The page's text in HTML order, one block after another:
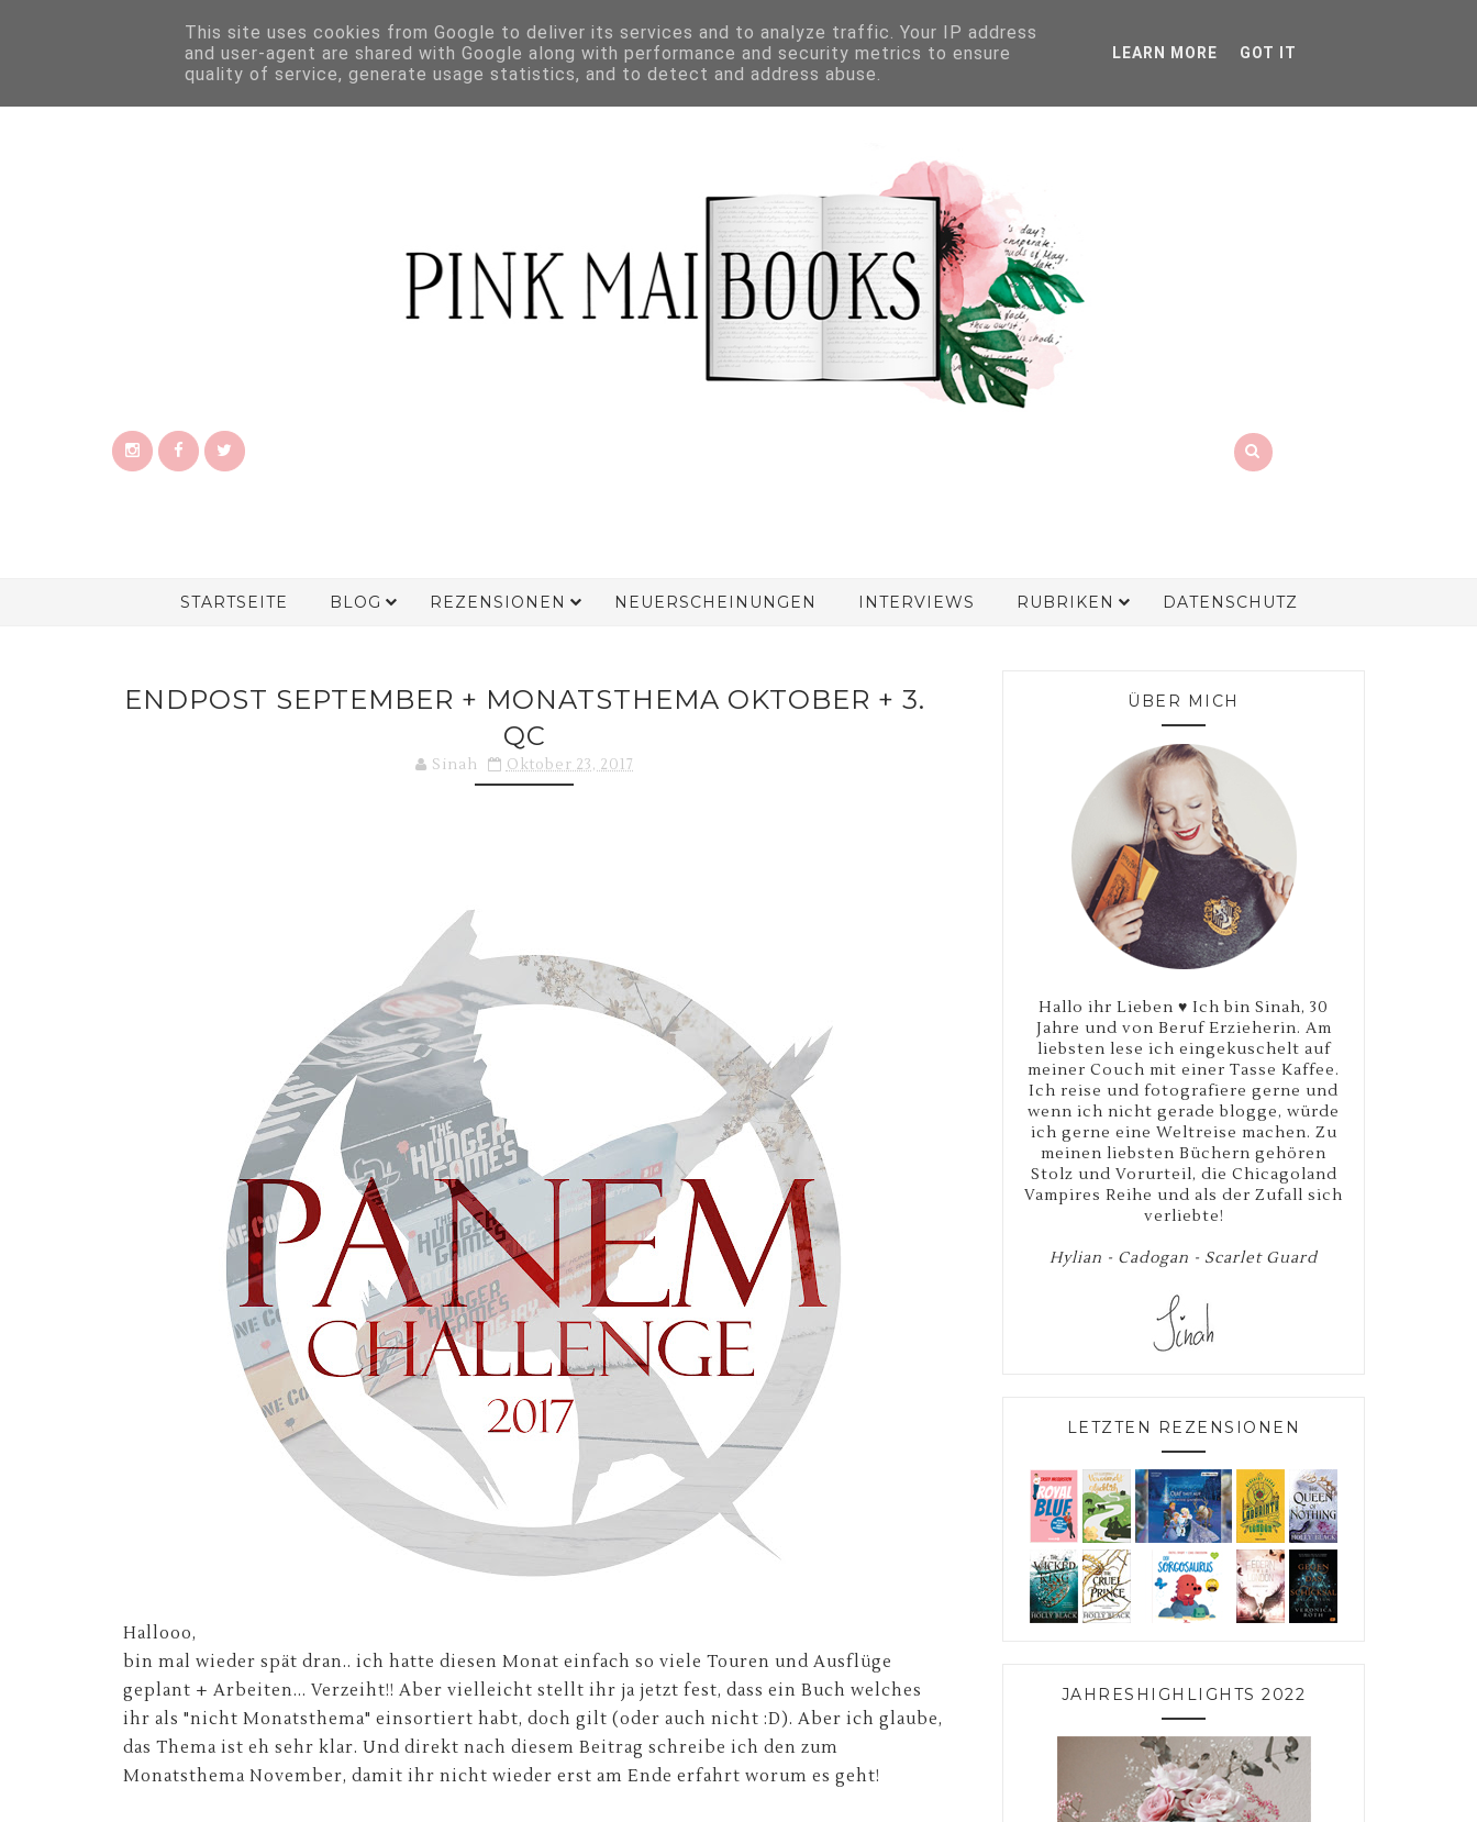
STARTSEITE BLOG REZENSIONEN NEUERSCHEINUNGEN INTERVIEWS RUBRIKEN DATENSCHUTZ
ENDPOST SEPTEMBER + MONATSTHEMA OKTOBER + 3.
QC
Sinah Oktober 23, 2017
Hallooo,
bin mal wieder spät dran.. ich hatte diesen Monat einfach so viele Touren und Ausflüge
geplant + Arbeiten... Verzeiht!! Aber vielleicht stellt ihr ja jetzt fest, dass ein Buch welches
ihr als "nicht Monatsthema" einsortiert habt, doch gilt (oder auch nicht :D). Aber ich glaube,
das Thema ist eh sehr klar. Und direkt nach diesem Beitrag schreibe ich den zum
Monatsthema November, damit ihr nicht wieder erst am Ende erfahrt worum es geht!
ÜBER MICH
Hallo ihr Lieben ♥ Ich bin Sinah, 30
Jahre und von Beruf Erzieherin. Am
liebsten lese ich eingekuschelt auf
meiner Couch mit einer Tasse Kaffee.
Ich reise und fotografiere gerne und
wenn ich nicht gerade blogge, würde
ich gerne eine Weltreise machen. Zu
meinen liebsten Büchern gehören
Stolz und Vorurteil, die Chicagoland
Vampires Reihe und als der Zufall sich
verliebte!
Hylian - Cadogan - Scarlet Guard
LETZTEN REZENSIONEN
JAHRESHIGHLIGHTS 2022
This site uses cookies from Google to deliver its services and to analyze traffic. Your IP address
and user-agent are shared with Google along with performance and security metrics to ensure
quality of service, generate usage statistics, and to detect and address abuse.
LEARN MORE GOT IT